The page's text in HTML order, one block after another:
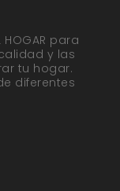
HOGAR para
y las
tu hogar.
diferentes